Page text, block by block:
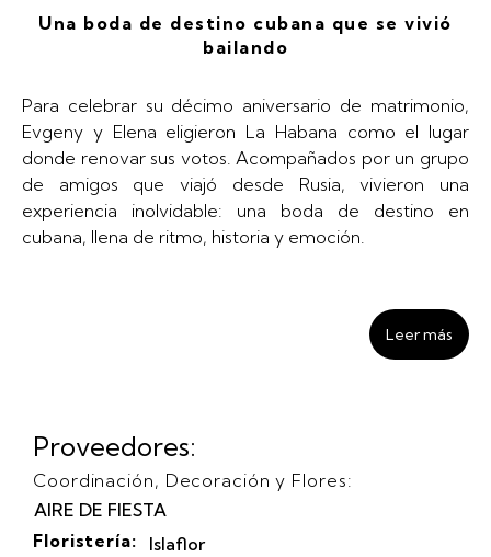
Una boda de destino cubana que se vivió
bailando
Para celebrar su décimo aniversario de matrimonio,
Evgeny y Elena eligieron La Habana como el lugar
donde renovar sus votos. Acompañados por un grupo
de amigos que viajó desde Rusia, vivieron una
experiencia inolvidable: una boda de destino en
cubana, llena de ritmo, historia y emoción.
Leer más
Proveedores:
Coordinación, Decoración y Flores:
AIRE DE FIESTA
Floristería:
Islaflor